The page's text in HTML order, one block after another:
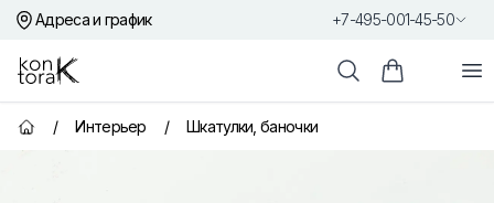
Адреса и график +7-495-001-45-50
Контора К
ПоискКорзина
Главная страница
/ Интерьер / Шкатулки, баночки